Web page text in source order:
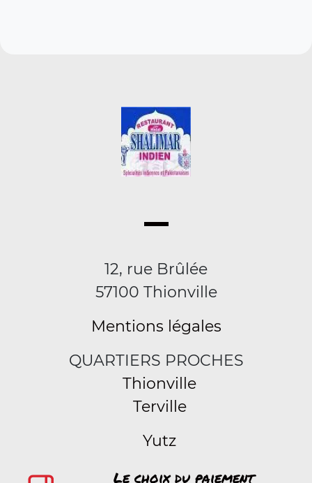
12, rue Brûlée
57100 Thionville
Mentions légales
QUARTIERS PROCHES
Thionville
Terville
Yutz
Le choix du paiement